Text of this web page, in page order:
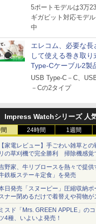
5ポートモデルは3万
ギガビット対応モデ
中
エレコム、必要な長
して使える巻き取り
Type-Cケーブル2製
USB Type-C－C、
－Cの2タイプ
Impress Watchシリーズ 人
24時間 1週間
家電レビュー】手ごわい雑草との
の草刈機で完全勝利 掃除機感覚
野家、牛リブロースを熱々で提供
鉄板ステーキ定食」を発売
日発売「スヌーピー」圧縮収納ポ
ナー閉めるだけで着替えや荷物が
まる
スド「Mrs. GREEN APPLE」の
4種、いよいよ発売！